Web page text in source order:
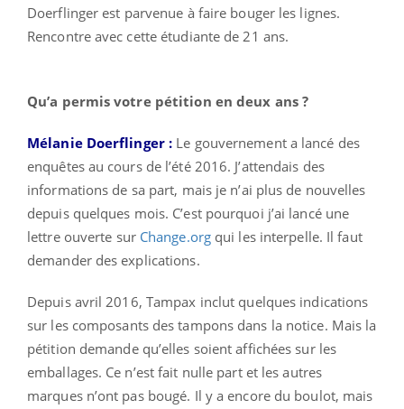
Doerflinger est parvenue à faire bouger les lignes.
Rencontre avec cette étudiante de 21 ans.
Qu’a permis votre pétition en deux ans ?
Mélanie Doerflinger : Le gouvernement a lancé des
enquêtes au cours de l’été 2016. J’attendais des
informations de sa part, mais je n’ai plus de nouvelles
depuis quelques mois. C’est pourquoi j’ai lancé une
lettre ouverte sur Change.orgqui les interpelle. Il faut
demander des explications.
Depuis avril 2016, Tampax inclut quelques indications
sur les composants des tampons dans la notice. Mais la
pétition demande qu’elles soient affichées sur les
emballages. Ce n’est fait nulle part et les autres
marques n’ont pas bougé. Il y a encore du boulot, mais